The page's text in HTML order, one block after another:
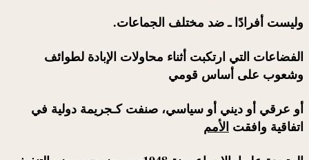
وليست أفرادًا ـ ضد مختلف الجماعات.
الفضاعات التي ارتكبت أثناء محاولات الإبادة لطوائف
وشعوب على أساس قومي
أو عرقي أو ديني أو سياسي، صنفت كـجريمة دولية في
اتفاقية وافقت الأمم